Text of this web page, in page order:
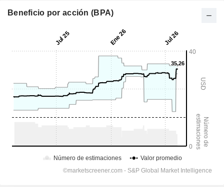
Beneficio por acción (BPA)